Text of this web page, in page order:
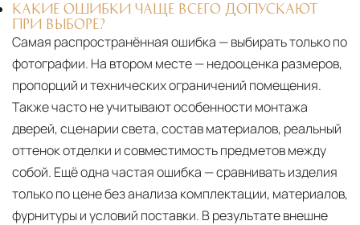
КАКИЕ ОШИБКИ ЧАЩЕ ВСЕГО ДОПУСКАЮТ
ПРИ ВЫБОРЕ?
Самая распространённая ошибка — выбирать только по
фотографии. На втором месте — недооценка размеров,
пропорций и технических ограничений помещения.
Также часто не учитывают особенности монтажа
дверей, сценарии света, состав материалов, реальный
оттенок отделки и совместимость предметов между
собой. Ещё одна частая ошибка — сравнивать изделия
только по цене без анализа комплектации, материалов,
фурнитуры и условий поставки. В результате внешне